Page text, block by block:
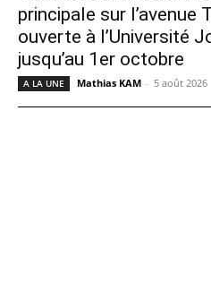
principale sur l’avenue
ouverte à l’Université
jusqu’au 1er octobre
A LA UNE Mathias KAM - 5 août 2026